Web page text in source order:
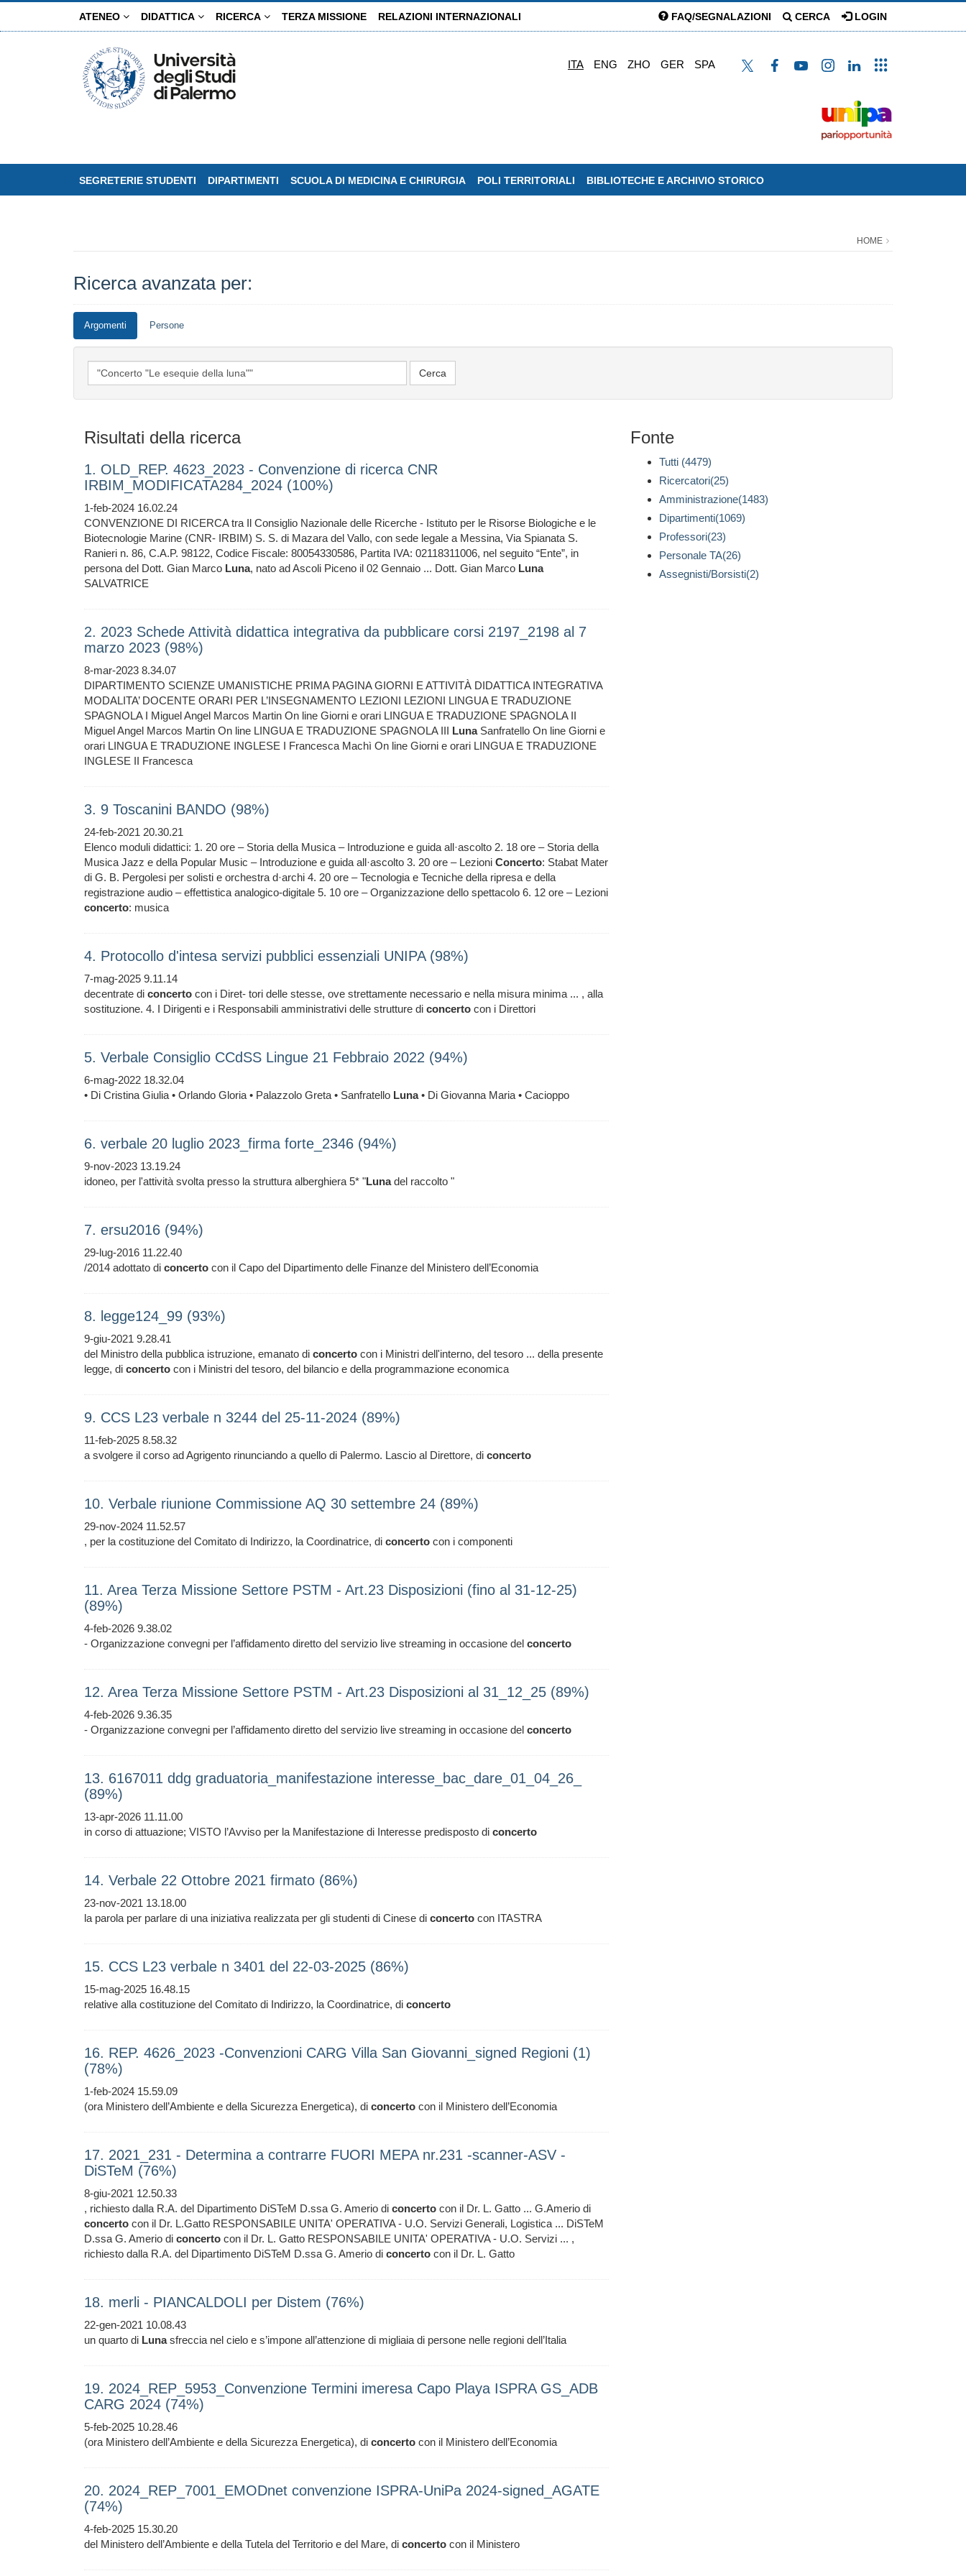
ATENEO DIDATTICA RICERCA TERZA MISSIONE RELAZIONI INTERNAZIONALI FAQ/SEGNALAZIONI CERCA LOGIN
ITA ENG ZHO GER SPA
SEGRETERIE STUDENTI DIPARTIMENTI SCUOLA DI MEDICINA E CHIRURGIA POLI TERRITORIALI BIBLIOTECHE E ARCHIVIO STORICO
HOME
Ricerca avanzata per:
Argomenti Persone
Risultati della ricerca
1. OLD_REP. 4623_2023 - Convenzione di ricerca CNR
IRBIM_MODIFICATA284_2024 (100%)
1-feb-2024 16.02.24
CONVENZIONE DI RICERCA tra Il Consiglio Nazionale delle Ricerche - Istituto per le Risorse Biologiche e le
Biotecnologie Marine (CNR- IRBIM) S. S. di Mazara del Vallo, con sede legale a Messina, Via Spianata S.
Ranieri n. 86, C.A.P. 98122, Codice Fiscale: 80054330586, Partita IVA: 02118311006, nel seguito “Ente”, in
persona del Dott. Gian Marco Luna, nato ad Ascoli Piceno il 02 Gennaio ... Dott. Gian Marco Luna
SALVATRICE
2. 2023 Schede Attività didattica integrativa da pubblicare corsi 2197_2198 al 7
marzo 2023 (98%)
8-mar-2023 8.34.07
DIPARTIMENTO SCIENZE UMANISTICHE PRIMA PAGINA GIORNI E ATTIVITÀ DIDATTICA INTEGRATIVA
MODALITA’ DOCENTE ORARI PER L’INSEGNAMENTO LEZIONI LEZIONI LINGUA E TRADUZIONE
SPAGNOLA I Miguel Angel Marcos Martin On line Giorni e orari LINGUA E TRADUZIONE SPAGNOLA II
Miguel Angel Marcos Martin On line LINGUA E TRADUZIONE SPAGNOLA III LunaSanfratello On line Giorni e
orari LINGUA E TRADUZIONE INGLESE I Francesca Machì On line Giorni e orari LINGUA E TRADUZIONE
INGLESE II Francesca
3. 9 Toscanini BANDO (98%)
24-feb-2021 20.30.21
Elenco moduli didattici: 1. 20 ore – Storia della Musica – Introduzione e guida all·ascolto 2. 18 ore – Storia della
Musica Jazz e della Popular Music – Introduzione e guida all·ascolto 3. 20 ore – Lezioni Concerto: Stabat Mater
di G. B. Pergolesi per solisti e orchestra d·archi 4. 20 ore – Tecnologia e Tecniche della ripresa e della
registrazione audio – effettistica analogico-digitale 5. 10 ore – Organizzazione dello spettacolo 6. 12 ore – Lezioni
concerto: musica
4. Protocollo d'intesa servizi pubblici essenziali UNIPA (98%)
7-mag-2025 9.11.14
decentrate di concerto con i Diret- tori delle stesse, ove strettamente necessario e nella misura minima ... , alla
sostituzione. 4. I Dirigenti e i Responsabili amministrativi delle strutture di concerto con i Direttori
5. Verbale Consiglio CCdSS Lingue 21 Febbraio 2022 (94%)
6-mag-2022 18.32.04
• Di Cristina Giulia • Orlando Gloria • Palazzolo Greta • Sanfratello Luna• Di Giovanna Maria • Cacioppo
6. verbale 20 luglio 2023_firma forte_2346 (94%)
9-nov-2023 13.19.24
idoneo, per l'attività svolta presso la struttura alberghiera 5* "Lunadel raccolto "
7. ersu2016 (94%)
29-lug-2016 11.22.40
/2014 adottato di concerto con il Capo del Dipartimento delle Finanze del Ministero dell’Economia
8. legge124_99 (93%)
9-giu-2021 9.28.41
del Ministro della pubblica istruzione, emanato di concerto con i Ministri dell'interno, del tesoro ... della presente
legge, di concerto con i Ministri del tesoro, del bilancio e della programmazione economica
9. CCS L23 verbale n 3244 del 25-11-2024 (89%)
11-feb-2025 8.58.32
a svolgere il corso ad Agrigento rinunciando a quello di Palermo. Lascio al Direttore, di concerto
10. Verbale riunione Commissione AQ 30 settembre 24 (89%)
29-nov-2024 11.52.57
, per la costituzione del Comitato di Indirizzo, la Coordinatrice, di concerto con i componenti
11. Area Terza Missione Settore PSTM - Art.23 Disposizioni (fino al 31-12-25)
(89%)
4-feb-2026 9.38.02
- Organizzazione convegni per l’affidamento diretto del servizio live streaming in occasione del concerto
12. Area Terza Missione Settore PSTM - Art.23 Disposizioni al 31_12_25 (89%)
4-feb-2026 9.36.35
- Organizzazione convegni per l’affidamento diretto del servizio live streaming in occasione del concerto
13. 6167011 ddg graduatoria_manifestazione interesse_bac_dare_01_04_26_
(89%)
13-apr-2026 11.11.00
in corso di attuazione; VISTO l’Avviso per la Manifestazione di Interesse predisposto di concerto
14. Verbale 22 Ottobre 2021 firmato (86%)
23-nov-2021 13.18.00
la parola per parlare di una iniziativa realizzata per gli studenti di Cinese di concerto con ITASTRA
15. CCS L23 verbale n 3401 del 22-03-2025 (86%)
15-mag-2025 16.48.15
relative alla costituzione del Comitato di Indirizzo, la Coordinatrice, di concerto
16. REP. 4626_2023 -Convenzioni CARG Villa San Giovanni_signed Regioni (1)
(78%)
1-feb-2024 15.59.09
(ora Ministero dell’Ambiente e della Sicurezza Energetica), di concerto con il Ministero dell’Economia
17. 2021_231 - Determina a contrarre FUORI MEPA nr.231 -scanner-ASV -
DiSTeM (76%)
8-giu-2021 12.50.33
, richiesto dalla R.A. del Dipartimento DiSTeM D.ssa G. Amerio di concerto con il Dr. L. Gatto ... G.Amerio di
concerto con il Dr. L.Gatto RESPONSABILE UNITA' OPERATIVA - U.O. Servizi Generali, Logistica ... DiSTeM
D.ssa G. Amerio di concerto con il Dr. L. Gatto RESPONSABILE UNITA' OPERATIVA - U.O. Servizi ... ,
richiesto dalla R.A. del Dipartimento DiSTeM D.ssa G. Amerio di concerto con il Dr. L. Gatto
18. merli - PIANCALDOLI per Distem (76%)
22-gen-2021 10.08.43
un quarto di Lunasfreccia nel cielo e s’impone all’attenzione di migliaia di persone nelle regioni dell’Italia
19. 2024_REP_5953_Convenzione Termini imeresa Capo Playa ISPRA GS_ADB
CARG 2024 (74%)
5-feb-2025 10.28.46
(ora Ministero dell’Ambiente e della Sicurezza Energetica), di concerto con il Ministero dell’Economia
20. 2024_REP_7001_EMODnet convenzione ISPRA-UniPa 2024-signed_AGATE
(74%)
4-feb-2025 15.30.20
del Ministero dell’Ambiente e della Tutela del Territorio e del Mare, di concerto con il Ministero
Fonte
Tutti (4479)
Ricercatori(25)
Amministrazione(1483)
Dipartimenti(1069)
Professori(23)
Personale TA(26)
Assegnisti/Borsisti(2)